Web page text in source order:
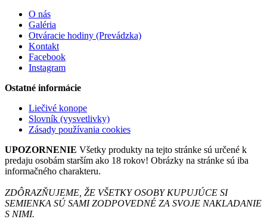
O nás
Galéria
Otváracie hodiny (Prevádzka)
Kontakt
Facebook
Instagram
Ostatné informácie
Liečivé konope
Slovník (vysvetlivky)
Zásady používania cookies
UPOZORNENIE Všetky produkty na tejto stránke sú určené k
predaju osobám starším ako 18 rokov! Obrázky na stránke sú iba
informačného charakteru.
ZDÔRAZŇUJEME, ŽE VŠETKY OSOBY KUPUJÚCE SI
SEMIENKA SÚ SAMI ZODPOVEDNÉ ZA SVOJE NAKLADANIE
S NIMI.